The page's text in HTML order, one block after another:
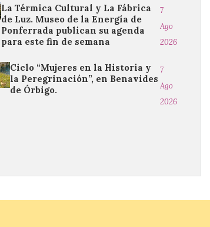
La Térmica Cultural y La Fábrica
de Luz. Museo de la Energía de
Ponferrada publican su agenda
para este fin de semana
7
Ago
2026
Ciclo “Mujeres en la Historia y
la Peregrinación”, en Benavides
de Órbigo.
7
Ago
2026